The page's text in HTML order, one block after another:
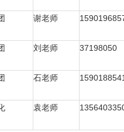
谢老师
刘老师 37198050
石老师
袁老师